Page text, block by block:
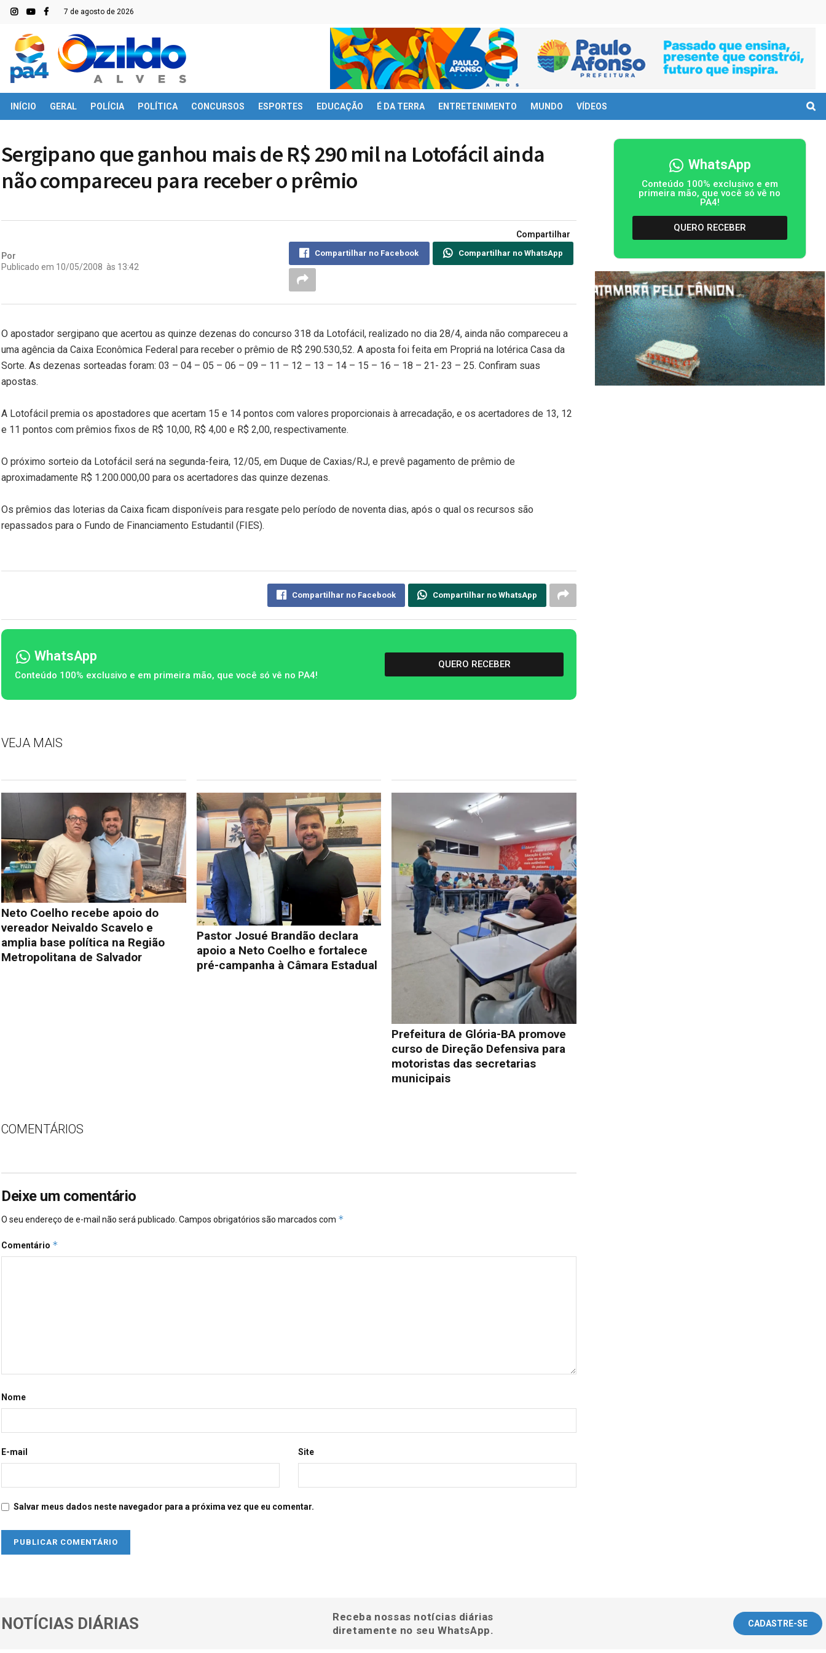
7 de agosto de 2026
INÍCIO GERAL POLÍCIA POLÍTICA CONCURSOS ESPORTES EDUCAÇÃO É DA TERRA ENTRETENIMENTO MUNDO VÍDEOS
Sergipano que ganhou mais de R$ 290 mil na Lotofácil ainda
não compareceu para receber o prêmio
Por
Publicado em 10/05/2008 às 13:42
Compartilhar
Compartilhar no Facebook Compartilhar no WhatsApp
O apostador sergipano que acertou as quinze dezenas do concurso 318 da Lotofácil, realizado no dia 28/4, ainda não compareceu a
uma agência da Caixa Econômica Federal para receber o prêmio de R$ 290.530,52. A aposta foi feita em Propriá na lotérica Casa da
Sorte. As dezenas sorteadas foram: 03 – 04 – 05 – 06 – 09 – 11 – 12 – 13 – 14 – 15 – 16 – 18 – 21- 23 – 25. Confiram suas
apostas.
A Lotofácil premia os apostadores que acertam 15 e 14 pontos com valores proporcionais à arrecadação, e os acertadores de 13, 12
e 11 pontos com prêmios fixos de R$ 10,00, R$ 4,00 e R$ 2,00, respectivamente.
O próximo sorteio da Lotofácil será na segunda-feira, 12/05, em Duque de Caxias/RJ, e prevê pagamento de prêmio de
aproximadamente R$ 1.200.000,00 para os acertadores das quinze dezenas.
Os prêmios das loterias da Caixa ficam disponíveis para resgate pelo período de noventa dias, após o qual os recursos são
repassados para o Fundo de Financiamento Estudantil (FIES).
Compartilhar no Facebook Compartilhar no WhatsApp
WhatsApp
Conteúdo 100% exclusivo e em primeira mão, que você só vê no PA4!
QUERO RECEBER
VEJA MAIS
Neto Coelho recebe apoio do
vereador Neivaldo Scavelo e
amplia base política na Região
Metropolitana de Salvador
Pastor Josué Brandão declara
apoio a Neto Coelho e fortalece
pré-campanha à Câmara Estadual
Prefeitura de Glória-BA promove
curso de Direção Defensiva para
motoristas das secretarias
municipais
COMENTÁRIOS
Deixe um comentário
O seu endereço de e-mail não será publicado. Campos obrigatórios são marcados com *
Comentário *
Nome
E-mail Site
Salvar meus dados neste navegador para a próxima vez que eu comentar.
WhatsApp
Conteúdo 100% exclusivo e em
primeira mão, que você só vê no
PA4!
QUERO RECEBER
NOTÍCIAS DIÁRIAS
Receba nossas notícias diárias
diretamente no seu WhatsApp.
CADASTRE-SE